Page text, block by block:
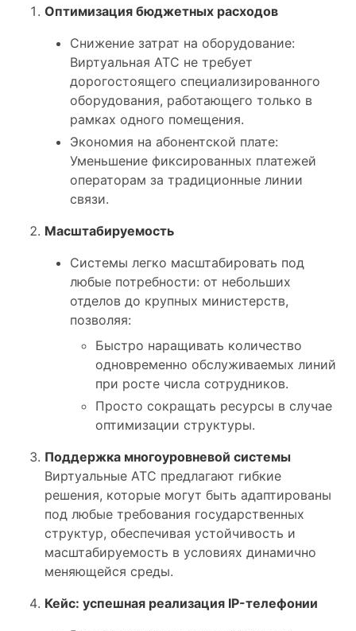
Оптимизация бюджетных расходов
Снижение затрат на оборудование:
Виртуальная АТС не требует
дорогостоящего специализированного
оборудования, работающего только в
рамках одного помещения.
Экономия на абонентской плате:
Уменьшение фиксированных платежей
операторам за традиционные линии
связи.
Масштабируемость
Системы легко масштабировать под
любые потребности: от небольших
отделов до крупных министерств,
позволяя:
Быстро наращивать количество
одновременно обслуживаемых линий
при росте числа сотрудников.
Просто сокращать ресурсы в случае
оптимизации структуры.
Поддержка многоуровневой системы
Виртуальные АТС предлагают гибкие
решения, которые могут быть адаптированы
под любые требования государственных
структур, обеспечивая устойчивость и
масштабируемость в условиях динамично
меняющейся среды.
Кейс: успешная реализация IP-телефонии